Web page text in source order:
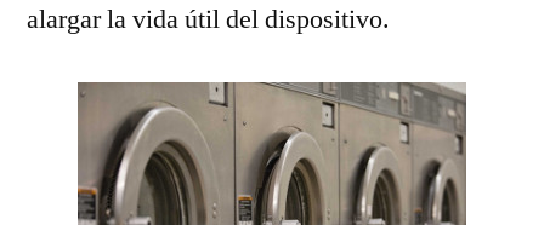
alargar la vida útil del dispositivo.